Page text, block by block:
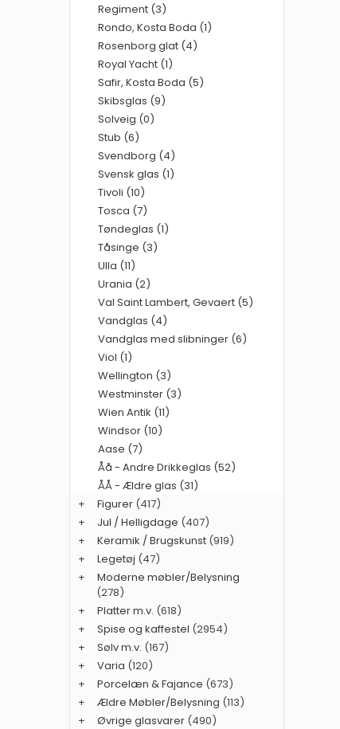
Regiment (3)
Rondo, Kosta Boda (1)
Rosenborg glat (4)
Royal Yacht (1)
Safir, Kosta Boda (5)
Skibsglas (9)
Solveig (0)
Stub (6)
Svendborg (4)
Svensk glas (1)
Tivoli (10)
Tosca (7)
Tøndeglas (1)
Tåsinge (3)
Ulla (11)
Urania (2)
Val Saint Lambert, Gevaert (5)
Vandglas (4)
Vandglas med slibninger (6)
Viol (1)
Wellington (3)
Westminster (3)
Wien Antik (11)
Windsor (10)
Aase (7)
Åå - Andre Drikkeglas (52)
ÅÅ - Ældre glas (31)
+
Figurer (417)
+
Jul / Helligdage (407)
+
Keramik / Brugskunst (919)
+
Legetøj (47)
+
Moderne møbler/Belysning
(278)
+
Platter m.v. (618)
+
Spise og kaffestel (2954)
+
Sølv m.v. (167)
+
Varia (120)
+
Porcelæn & Fajance (673)
+
Ældre Møbler/Belysning (113)
+
Øvrige glasvarer (490)